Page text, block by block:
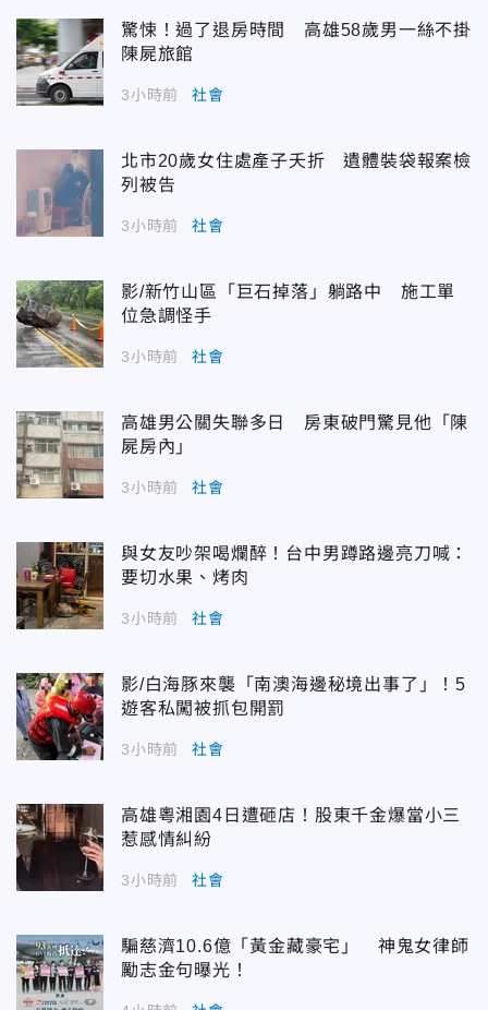
驚悚！過了退房時間 高雄58歲男一絲不掛
陳屍旅館
3小時前 社會
北市20歲女住處產子夭折 遺體裝袋報案檢
列被告
3小時前 社會
影/新竹山區「巨石掉落」躺路中 施工單
位急調怪手
3小時前 社會
高雄男公關失聯多日 房東破門驚見他「陳
屍房內」
3小時前 社會
與女友吵架喝爛醉！台中男蹲路邊亮刀喊：
要切水果、烤肉
3小時前 社會
影/白海豚來襲「南澳海邊秘境出事了」！5
遊客私闖被抓包開罰
3小時前 社會
高雄粵湘園4日遭砸店！股東千金爆當小三
惹感情糾紛
3小時前 社會
騙慈濟10.6億「黃金藏豪宅」 神鬼女律師
勵志金句曝光！